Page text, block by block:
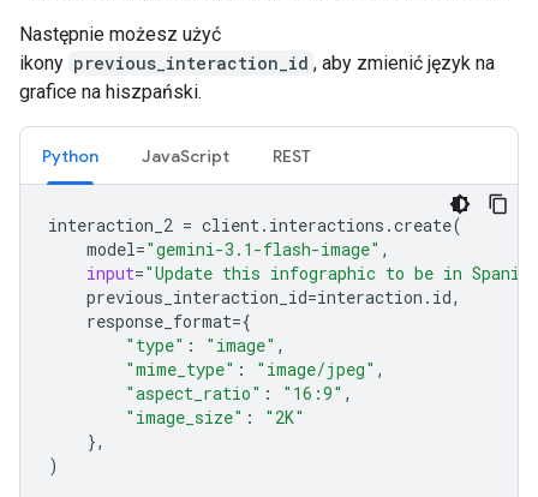
Następnie możesz użyć
ikony previous_interaction_id , aby zmienić język na
grafice na hiszpański.
Python JavaScript REST
interaction_2 = client. interactions .create(
model="gemini-3.1-flash-image" ,
input="Update this infographic to be in
previous_interaction_id=interaction . id,
response_format={
"type" : "image" ,
"mime_type" : "image/jpeg" ,
"aspect_ratio" : "16:9" ,
"image_size" :
"2K"
},
)